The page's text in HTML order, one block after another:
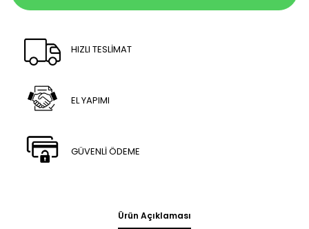
HIZLI TESLİMAT
EL YAPIMI
GÜVENLİ ÖDEME
Ürün Açıklaması